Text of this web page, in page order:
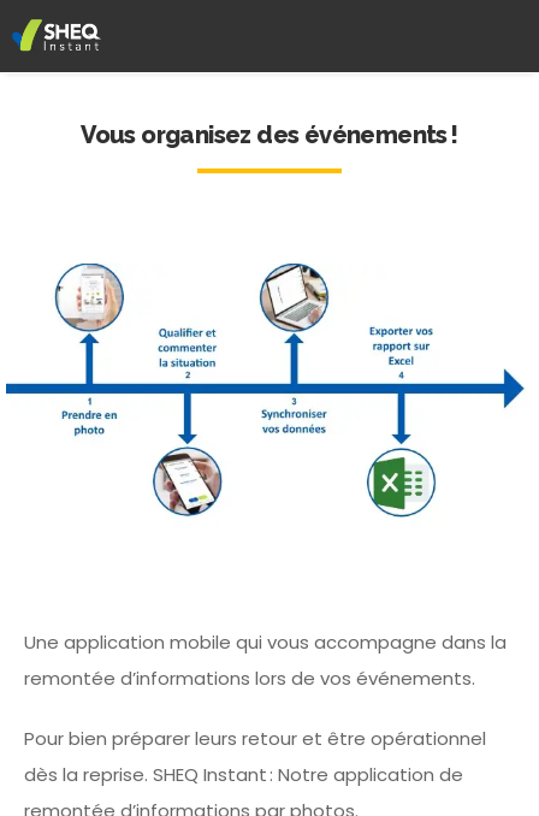
Vous organisez des événements !
Une application mobile qui vous accompagne dans la
remontée d’informations lors de vos événements.
Pour bien préparer leurs retouret être opérationnel
dès la reprise. SHEQ Instant : Notre application de
remontée d’informations par photos.